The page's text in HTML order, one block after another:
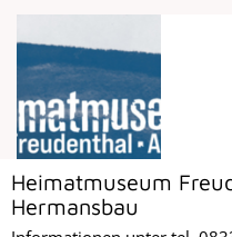
Heimatmuseum
Hermansbau